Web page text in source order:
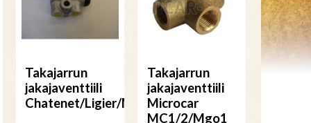
Takajarrun
jakajaventtiili
Chatenet/Ligier/Microcar/JDM
Takajarrun
jakajaventtiili
Microcar
MC1/2/Mgo1